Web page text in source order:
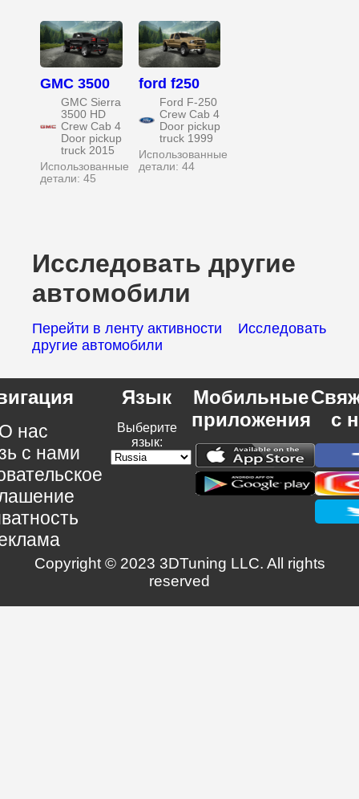
GMC 3500
GMC Sierra
3500 HD
Crew Cab 4
Door pickup
truck 2015
Использованные
детали: 45
ford f250
Ford F-250
Crew Cab 4
Door pickup
truck 1999
Использованные
детали: 44
Исследовать другие
автомобили
Перейти в ленту активности
Исследовать
другие автомобили
нас
с нами
Язык
Выберите
язык:
Мобильные
приложения
с
Copyright © 2023 3DTuning LLC. All rights
reserved